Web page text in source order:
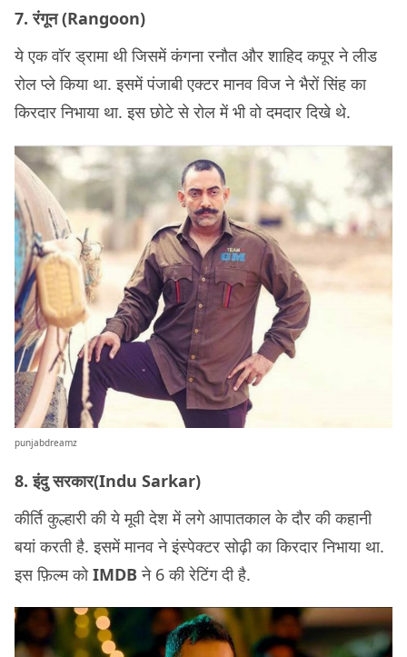
7. रंगून (Rangoon)
ये एक वॉर ड्रामा थी जिसमें कंगना रनौत और शाहिद कपूर ने लीड
रोल प्ले किया था. इसमें पंजाबी एक्टर मानव विज ने भैरों सिंह का
किरदार निभाया था. इस छोटे से रोल में भी वो दमदार दिखे थे.
punjabdreamz
8. इंदु सरकार(Indu Sarkar)
कीर्ति कुल्हारी की ये मूवी देश में लगे आपातकाल के दौर की कहानी
बयां करती है. इसमें मानव ने इंस्पेक्टर सोढ़ी का किरदार निभाया था.
इस फ़िल्म कोIMDB ने 6 की रेटिंग दी है.